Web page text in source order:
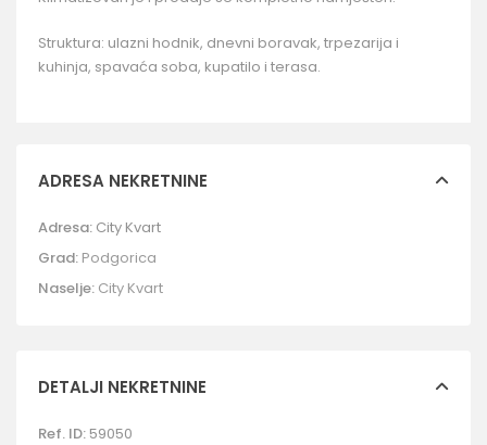
Struktura: ulazni hodnik, dnevni boravak, trpezarija i
kuhinja, spavaća soba, kupatilo i terasa.
ADRESA NEKRETNINE
Adresa: City Kvart
Grad: Podgorica
Naselje: City Kvart
DETALJI NEKRETNINE
Ref. ID: 59050